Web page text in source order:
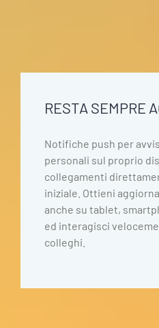
RESTA SEMPRE
Notifiche push per
personali sul proprio
collegamenti
iniziale. Ottieni
anche su tablet,
ed interagisci
colleghi.